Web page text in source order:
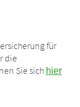
für
die
Sie sich hier